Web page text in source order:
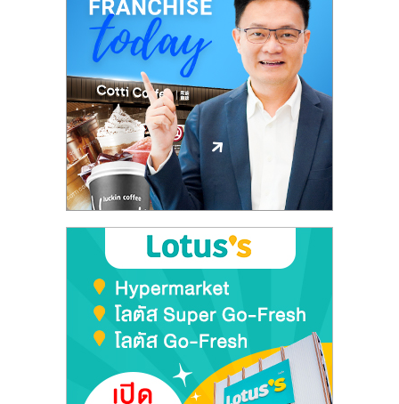
ลงทุน
และ
ขยาย
ไชส์,